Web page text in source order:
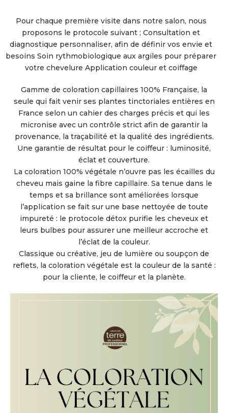
Pour chaque première visite dans notre salon, nous
proposons le protocole suivant ; Consultation et
diagnostique personnaliser, afin de définir vos envie et
besoins Soin rythmobiologique aux argiles pour préparer
votre chevelure Application couleur et coiffage
Gamme de coloration capillaires 100% Française, la
seule qui fait venir ses plantes tinctoriales entières en
France selon un cahier des charges précis et qui les
micronise avec un contrôle strict afin de garantir la
provenance, la traçabilité et la qualité des ingrédients.
Une garantie de résultat pour le coiffeur : luminosité,
éclat et couverture.
La coloration 100% végétale n’ouvre pas les écailles du
cheveu mais gaine la fibre capillaire. Sa tenue dans le
temps et sa brillance sont améliorées lorsque
l’application se fait sur une base nettoyée de toute
impureté : le protocole détox purifie les cheveux et
leurs bulbes pour assurer une meilleur accroche et
l’éclat de la couleur.
Classique ou créative, jeu de lumière ou soupçon de
reflets, la coloration végétale est la couleur de la santé :
pour la cliente, le coiffeur et la planète.